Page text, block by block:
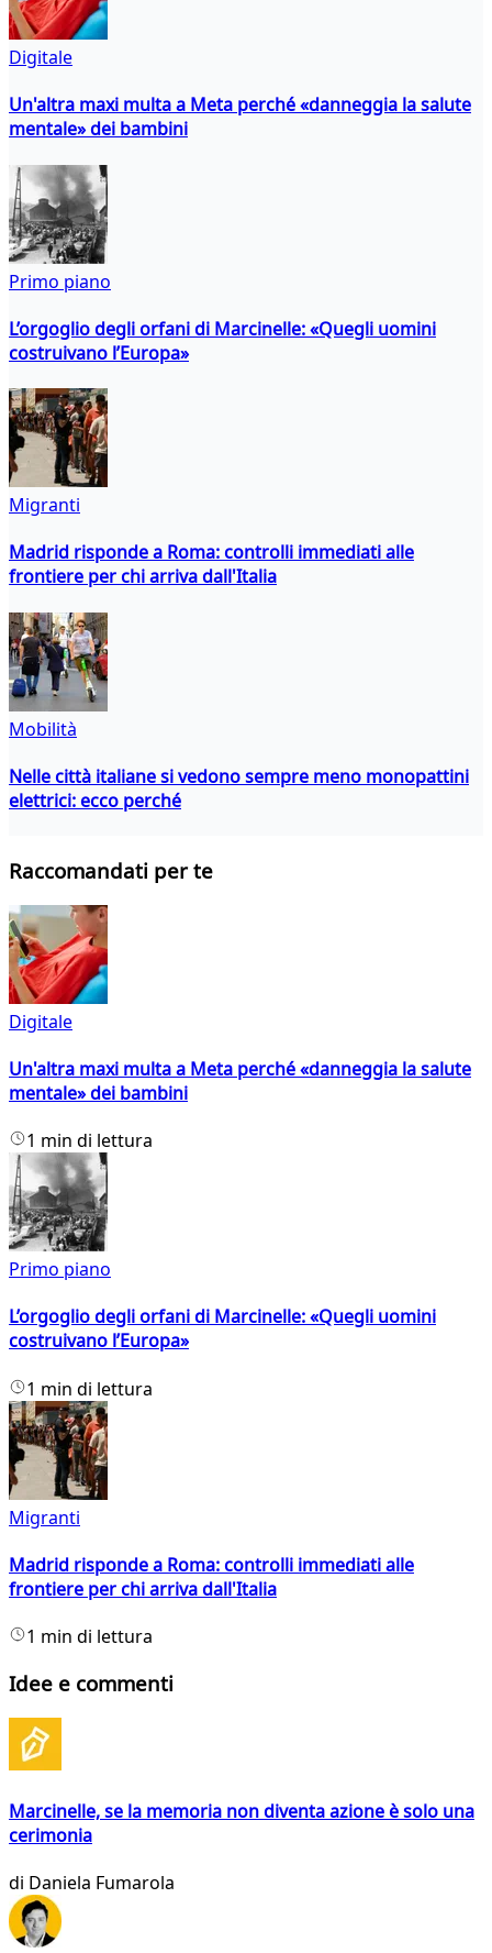
Digitale
Un'altra maxi multa a Meta perché «danneggia la salute
mentale» dei bambini
Primo piano
L’orgoglio degli orfani di Marcinelle: «Quegli uomini
costruivano l’Europa»
Migranti
Madrid risponde a Roma: controlli immediati alle
frontiere per chi arriva dall'Italia
Mobilità
Nelle città italiane si vedono sempre meno monopattini
elettrici: ecco perché
Raccomandati per te
Digitale
Un'altra maxi multa a Meta perché «danneggia la salute
mentale» dei bambini
1 min di lettura
Primo piano
L’orgoglio degli orfani di Marcinelle: «Quegli uomini
costruivano l’Europa»
1 min di lettura
Migranti
Madrid risponde a Roma: controlli immediati alle
frontiere per chi arriva dall'Italia
1 min di lettura
Idee e commenti
Marcinelle, se la memoria non diventa azione è solo una
cerimonia
di Daniela Fumarola